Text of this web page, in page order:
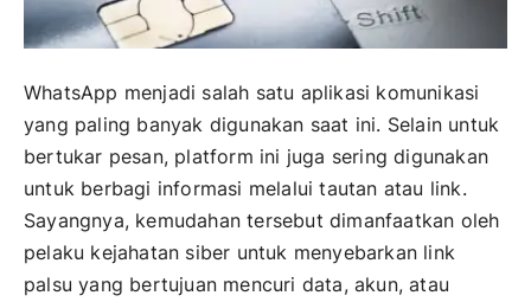
WhatsApp menjadi salah satu aplikasi komunikasi
yang paling banyak digunakan saat ini. Selain untuk
bertukar pesan, platform ini juga sering digunakan
untuk berbagi informasi melalui tautan atau link.
Sayangnya, kemudahan tersebut dimanfaatkan oleh
pelaku kejahatan siber untuk menyebarkan link
palsu yang bertujuan mencuri data, akun, atau